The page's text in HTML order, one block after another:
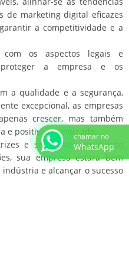
de marketing digital eficazes
a competitividade e a
os aspectos legais e
a empresa e os
a qualidade e a segurança,
excepcional, as empresas
crescer, mas também
e positiva no mercado.
e se manter atualizado
sua empresa estará bem
e alcançar o sucesso
chamar no
WhatsApp